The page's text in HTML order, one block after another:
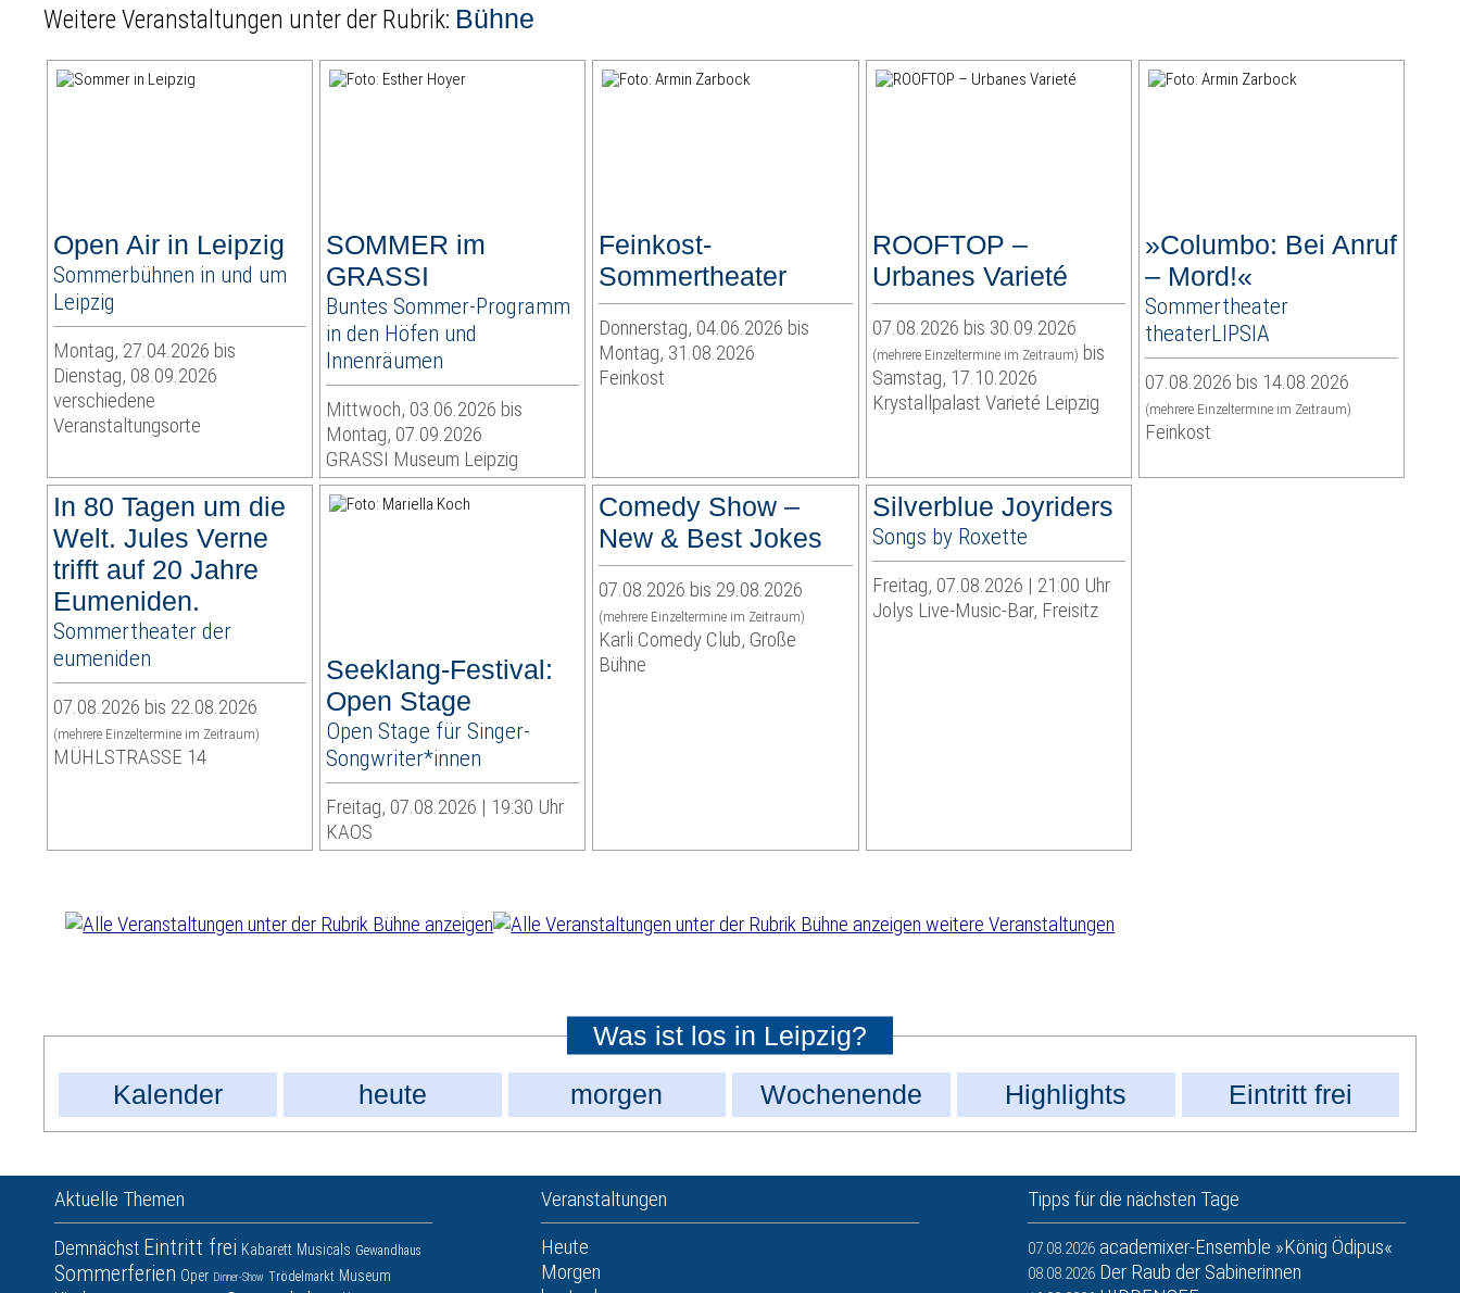
Weitere Veranstaltungen unter der Rubrik: Bühne
Open Air in Leipzig
Sommerbühnen in und um
Leipzig
Montag, 27.04.2026 bis
Dienstag, 08.09.2026
verschiedene
Veranstaltungsorte
SOMMER im
GRASSI
Buntes Sommer-Programm
in den Höfen und
Innenräumen
Mittwoch, 03.06.2026 bis
Montag, 07.09.2026
GRASSI Museum Leipzig
Feinkost-
Sommertheater
Donnerstag, 04.06.2026 bis
Montag, 31.08.2026
Feinkost
ROOFTOP –
Urbanes Varieté
07.08.2026 bis 30.09.2026
(mehrere Einzeltermine im Zeitraum) bis
Samstag, 17.10.2026
Krystallpalast Varieté Leipzig
»Columbo: Bei Anruf
– Mord!«
Sommertheater
theaterLIPSIA
07.08.2026 bis 14.08.2026
(mehrere Einzeltermine im Zeitraum)
Feinkost
In 80 Tagen um die
Welt. Jules Verne
trifft auf 20 Jahre
Eumeniden.
Sommertheater der
eumeniden
07.08.2026 bis 22.08.2026
(mehrere Einzeltermine im Zeitraum)
MÜHLSTRASSE 14
Seeklang-Festival:
Open Stage
Open Stage für Singer-
Songwriter*innen
Freitag, 07.08.2026 | 19:30 Uhr
KAOS
Comedy Show –
New & Best Jokes
07.08.2026 bis 29.08.2026
(mehrere Einzeltermine im Zeitraum)
Karli Comedy Club, Große
Bühne
Silverblue Joyriders
Songs by Roxette
Freitag, 07.08.2026 | 21:00 Uhr
Jolys Live-Music-Bar, Freisitz
weitere Veranstaltungen
Was ist los in Leipzig?
Kalender
heute morgen Wochenende Highlights Eintritt frei
Aktuelle Themen
Demnächst Eintritt frei Kabarett Musicals Gewandhaus
Sommerferien Oper Dinner-Show Trödelmarkt Museum
Veranstaltungen
Heute
Morgen
Tipps für die nächsten Tage
07.08.2026 academixer-Ensemble »König Ödipus«
08.08.2026 Der Raub der Sabinerinnen